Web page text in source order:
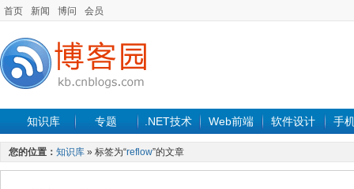
首页 新闻 博问 会员
知识库 专题 .NET技术 Web前端 软件设计 手
您的位置： 知识库 » 标签为“reflow”的文章